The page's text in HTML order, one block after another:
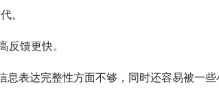
。
反馈更快。
息表达完整性方面不够，同时还容易被一些